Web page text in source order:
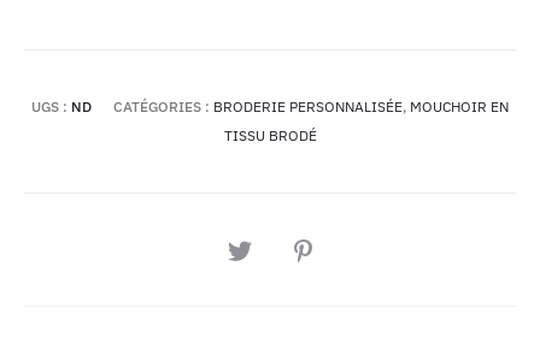
UGS : ND CATÉGORIES : BRODERIE PERSONNALISÉE, MOUCHOIR EN
TISSU BRODÉ
PARTAGER